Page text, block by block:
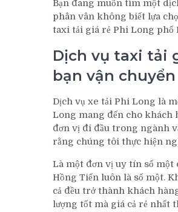
Bạn đang muốn tìm một
phân vân không biết lựa
taxi tải giá rẻ Phi Long phố
Dịch vụ taxi tải
bạn vận
Dịch vụ xe tải Phi Long là
Long mang đến cho khách
đơn vị đi đầu trong ngành
rằng chúng tôi thực hiện
Là một đơn vị uy tín số một
Hồng Tiến luôn là số một.
cả đều trở thành khách
lượng tốt mà giá cả rẻ nhất